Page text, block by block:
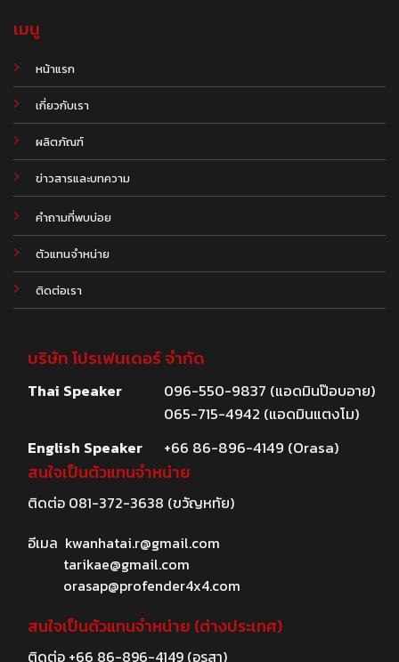
เมนู
หน้าแรก
เกี่ยวกับเรา
ผลิตภัณฑ์
ข่าวสารและบทความ
.
คำถามที่พบบ่อย
ตัวแทนจำหน่าย
ติดต่อเรา
บริษัท โปรเฟนเดอร์ จำกัด
Thai Speaker
096-550-9837 (แอดมินป๊อบอาย)
065-715-4942 (แอดมินแตงโม)
English Speaker
+66 86-896-4149 (Orasa)
สนใจเป็นตัวแทนจำหน่าย
ติดต่อ 081-372-3638 (ขวัญหทัย)
อีเมล kwanhatai.r@gmail.com
tarikae@gmail.com
orasap@profender4x4.com
สนใจเป็นตัวแทนจำหน่าย (ต่างประเทศ)
ติดต่อ +66 86-896-4149(อรสา)